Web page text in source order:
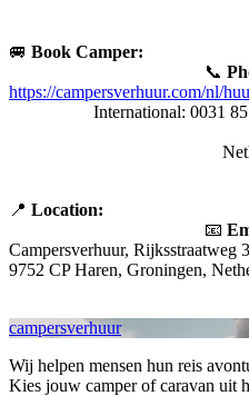
🚐 Book
📞
https://campersverhuur.com/nl/
International: 0031 85
Netherlands:
📍
📧
Campersverhuur, Rijksstraatweg
9752 CP Haren, Groningen,
campersverhuur
Wij helpen mensen hun reis
Kies jouw camper of caravan uit